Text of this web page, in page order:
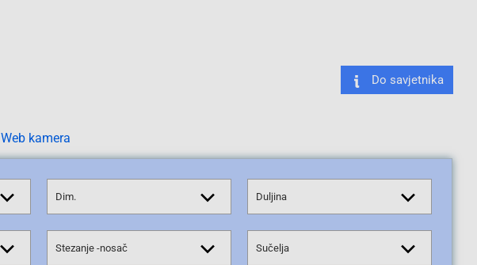
Do savjetnika
Web kamera
Dim. Duljina
Stezanje -nosač Sučelja